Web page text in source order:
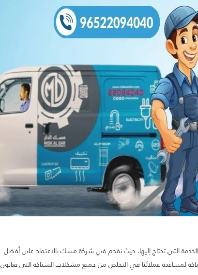
صحي 1886554 لتحصل على الخدمة التي تحتاج إليها، حيث نقدم في شركة مسك بالاعتماد على أفضل
لمساعدة عملائنا في التخلص من جميع مشكلات السباكة التي يعانون